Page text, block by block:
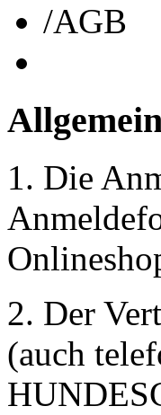
/AGB
1. Die
2. Der
(auch